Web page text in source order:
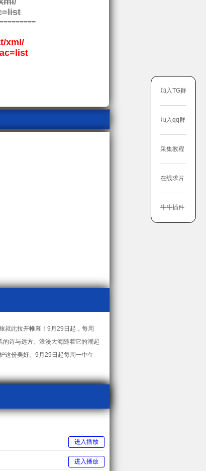
xml/
就此拉开帷幕！9月29日起，每周
诗与远方。浪漫大海随着它的潮起
这份美好。9月29日起每周一中午
进入播放
进入播放
加入TG群
加入qq群
采集教程
在线求片
牛牛插件